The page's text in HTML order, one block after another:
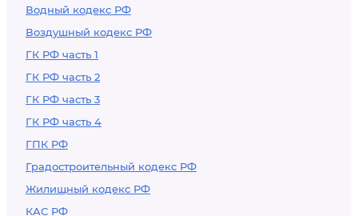
Водный кодекс РФ
Воздушный кодекс РФ
ГК РФ часть 1
ГК РФ часть 2
ГК РФ часть 3
ГК РФ часть 4
ГПК РФ
Градостроительный кодекс РФ
Жилищный кодекс РФ
КАС РФ